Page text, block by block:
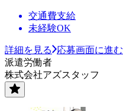
交通費支給
未経験OK
詳細を見る
応募画面に進む
派遣労働者
株式会社アズスタッフ